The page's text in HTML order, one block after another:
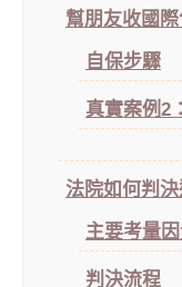
幫朋友收國
自保步驟
真實案例2
法院如何判
主要考量
判決流程